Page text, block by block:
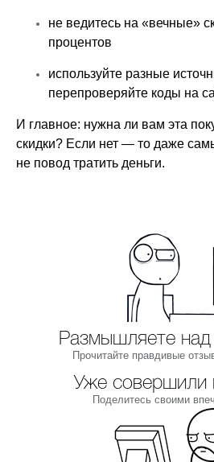
не ведитесь на «вечные»
процентов
используйте разные
перепроверяйте коды на
И главное: нужна ли вам эта
скидки? Если нет — то даже
не повод тратить деньги.
Размышляете над
Прочитайте правдивые
Уже совершили
Поделитесь своими